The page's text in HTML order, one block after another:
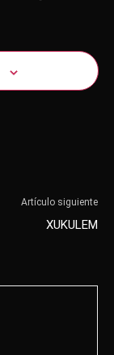
y
Artículo siguiente
XUKULEM